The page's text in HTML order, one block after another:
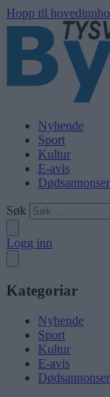
Hopp til
Nyhende
Sport
Kultur
E-avis
Dødsannonser
Søk
Logg inn
Kategoriar
Nyhende
Sport
Kultur
E-avis
Dødsannonser